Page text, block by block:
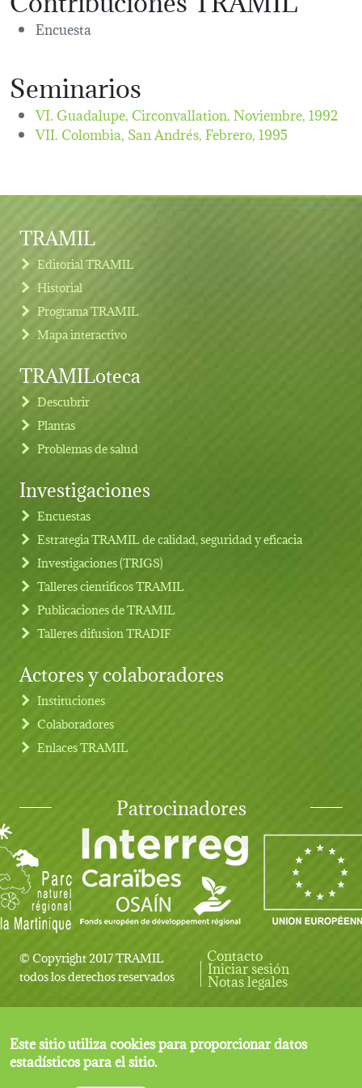
Encuesta
Seminarios
VI. Guadalupe, Circonvallation,Noviembre, 1992
VII. Colombia, San Andrés,Febrero, 1995
Footer menu
TRAMIL
Editorial TRAMIL
Historial
Programa TRAMIL
Mapa interactivo
TRAMILoteca
Descubrir
Plantas
Problemas de salud
Investigaciones
Encuestas
Estrategia TRAMIL de calidad, seguridad y eficacia
Investigaciones (TRIGS)
Talleres cientificos TRAMIL
Publicaciones de TRAMIL
Talleres difusion TRADIF
Actores y colaboradores
Instituciones
Colaboradores
Enlaces TRAMIL
Patrocinadores
© Copyright 2017 TRAMIL
todos los derechos reservados
User account menu
Contacto
Iniciar sesión
Notas legales
Este sitio utiliza cookies para proporcionar datos
estadísticos para el sitio.